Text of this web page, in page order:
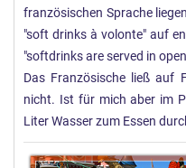
französischen Sprache
"soft drinks à volonte" auf
"softdrinks are served in
Das Französische ließ auf
nicht. Ist für mich aber im
Liter Wasser zum Essen